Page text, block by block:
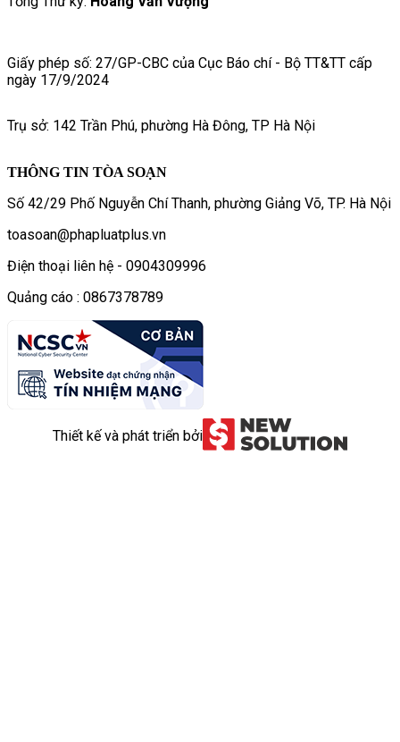
Giấy phép số: 27/GP-CBC của Cục Báo chí - Bộ TT&TT cấp
ngày 17/9/2024
Trụ sở: 142 Trần Phú, phường Hà Đông, TP Hà Nội
THÔNG TIN TÒA SOẠN
Số 42/29 Phố Nguyễn Chí Thanh, phường Giảng Võ, TP. Hà Nội
toasoan@phapluatplus.vn
Điện thoại liên hệ - 0904309996
Quảng cáo : 0867378789
Thiết kế và phát triển bởi